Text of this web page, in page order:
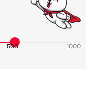
500 1000